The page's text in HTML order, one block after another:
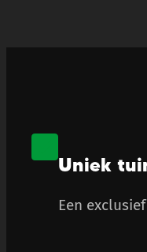
Uniek
Een